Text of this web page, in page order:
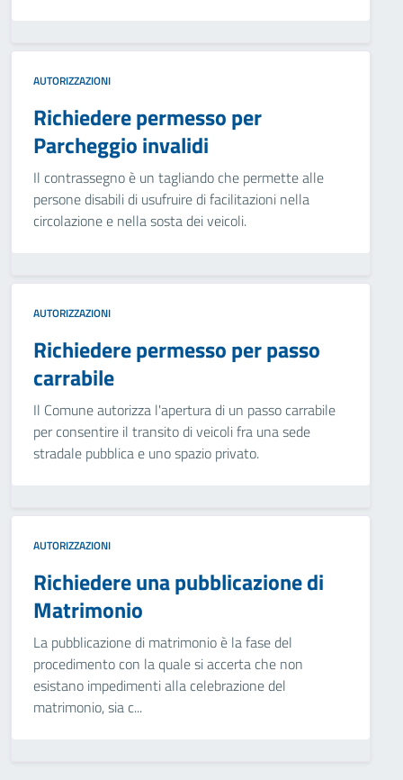
AUTORIZZAZIONI
Richiedere permesso per
Parcheggio invalidi
Il contrassegno è un tagliando che permette alle
persone disabili di usufruire di facilitazioni nella
circolazione e nella sosta dei veicoli.
AUTORIZZAZIONI
Richiedere permesso per passo
carrabile
Il Comune autorizza l'apertura di un passo carrabile
per consentire il transito di veicoli fra una sede
stradale pubblica e uno spazio privato.
AUTORIZZAZIONI
Richiedere una pubblicazione di
Matrimonio
La pubblicazione di matrimonio è la fase del
procedimento con la quale si accerta che non
esistano impedimenti alla celebrazione del
matrimonio, sia c...